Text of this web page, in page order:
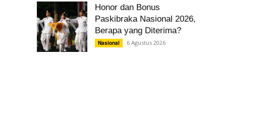
Honor dan Bonus
Paskibraka Nasional 2026,
Berapa yang Diterima?
Nasional 6 Agustus 2026